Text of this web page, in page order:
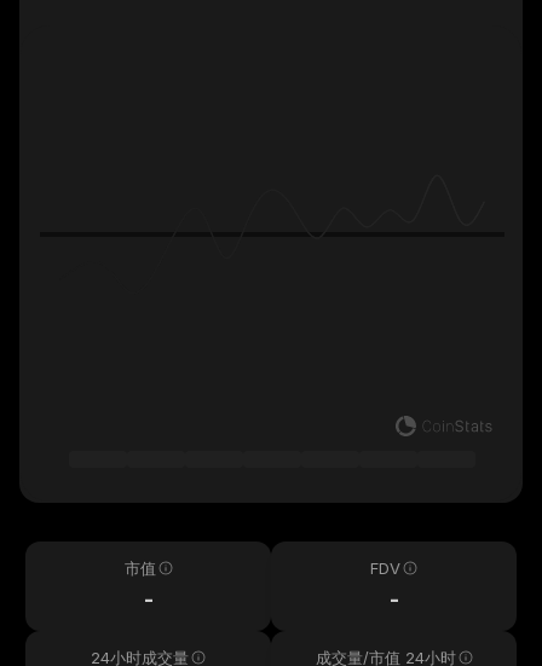
市值
-
FDV
-
24小时成交量 成交量/市值 24小时